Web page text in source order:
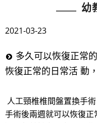
幼
2021-03-23
多久可以恢復正常
恢復正常的日常活 動，
人工頸椎椎間盤置換手
手術後兩週就可以恢復